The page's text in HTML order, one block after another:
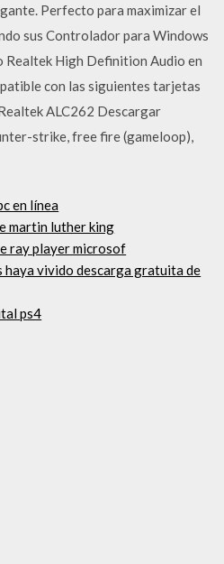
Perfecto para maximizar el
sus Controlador para Windows
High Definition Audio en
con las siguientes tarjetas
ALC262 Descargar
strike, free fire (gameloop),
en línea
martin luther king
ray player microsof
haya vivido descarga gratuita de
ps4